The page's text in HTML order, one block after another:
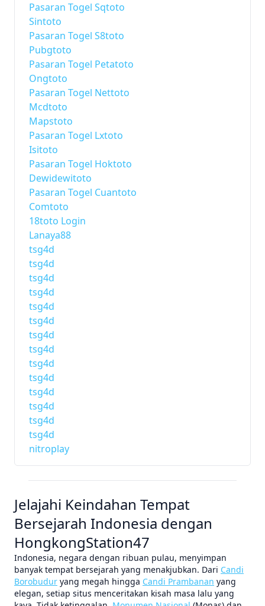
Pasaran Togel Sqtoto
Sintoto
Pasaran Togel S8toto
Pubgtoto
Pasaran Togel Petatoto
Ongtoto
Pasaran Togel Nettoto
Mcdtoto
Mapstoto
Pasaran Togel Lxtoto
Isitoto
Pasaran Togel Hoktoto
Dewidewitoto
Pasaran Togel Cuantoto
Comtoto
18toto Login
Lanaya88
tsg4d
tsg4d
tsg4d
tsg4d
tsg4d
tsg4d
tsg4d
tsg4d
tsg4d
tsg4d
tsg4d
tsg4d
tsg4d
tsg4d
nitroplay
Jelajahi Keindahan Tempat
Bersejarah Indonesia dengan
HongkongStation47
Indonesia, negara dengan ribuan pulau, menyimpan
banyak tempat bersejarah yang menakjubkan. Dari Candi
Borobudur yang megah hingga Candi Prambanan yang
elegan, setiap situs menceritakan kisah masa lalu yang